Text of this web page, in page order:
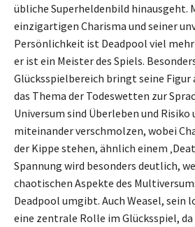
übliche Superheldenbild hinausgeht.
einzigartigen Charisma und seiner
Persönlichkeit ist Deadpool viel
er ist ein Meister des Spiels.
Glücksspielbereich bringt seine Figur
das Thema der Todeswetten zur
Universum sind Überleben und
miteinander verschmolzen, wobei
der Kippe stehen, ähnlich einem
Spannung wird besonders deutlich,
chaotischen Aspekte des
Deadpool umgibt. Auch Weasel, sein
eine zentrale Rolle im Glücksspiel,